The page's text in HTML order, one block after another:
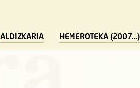
ALDIZKARIA HEMEROTEKA (2007...)